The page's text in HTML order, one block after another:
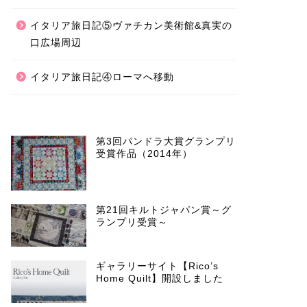
イタリア旅日記⑤ヴァチカン美術館&真実の
口広場周辺
イタリア旅日記④ローマへ移動
第3回パンドラ大賞グランプリ
受賞作品（2014年）
第21回キルトジャパン賞～グ
ランプリ受賞～
ギャラリーサイト【Rico’s
Home Quilt】開設しました